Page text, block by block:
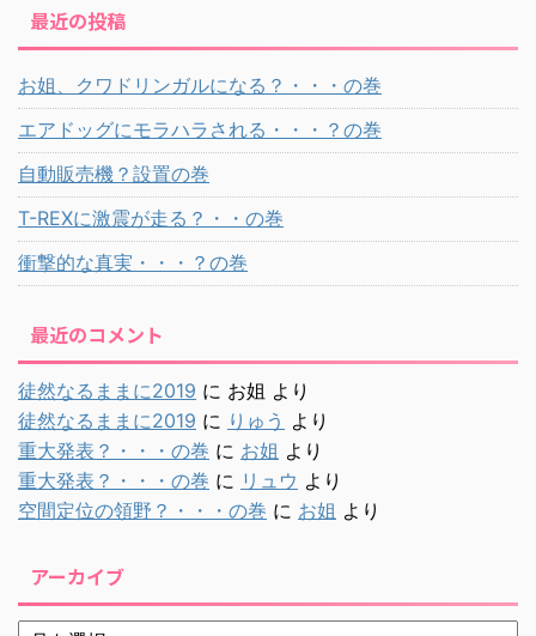
最近の投稿
お姐、クワドリンガルになる？・・・の巻
エアドッグにモラハラされる・・・？の巻
自動販売機？設置の巻
T-REXに激震が走る？・・の巻
衝撃的な真実・・・？の巻
最近のコメント
徒然なるままに2019 に お姐 より
徒然なるままに2019 に りゅう より
重大発表？・・・の巻 に お姐 より
重大発表？・・・の巻 に リュウ より
空間定位の領野？・・・の巻 に お姐 より
アーカイブ